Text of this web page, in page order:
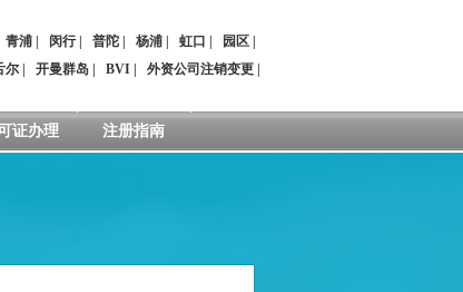
青浦 闵行| 普陀 杨浦 虹口 园区
尔 开曼群岛 BVI 外资公司注销变更
证办理 注册指南